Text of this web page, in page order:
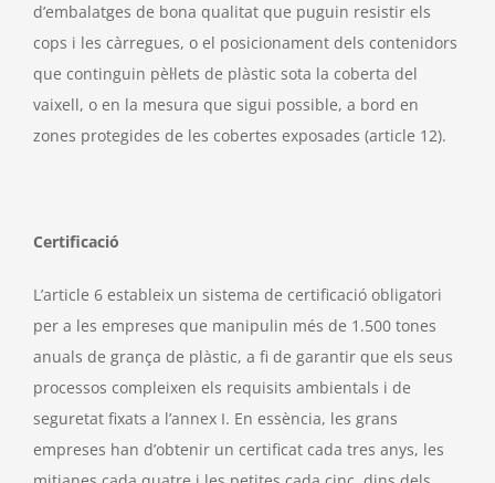
d’embalatges de bona qualitat que puguin resistir els
cops i les càrregues, o el posicionament dels contenidors
que continguin pèl·lets de plàstic sota la coberta del
vaixell, o en la mesura que sigui possible, a bord en
zones protegides de les cobertes exposades (article 12).
Certificació
L’article 6 estableix un sistema de certificació obligatori
per a les empreses que manipulin més de 1.500 tones
anuals de grança de plàstic, a fi de garantir que els seus
processos compleixen els requisits ambientals i de
seguretat fixats a l’annex I. En essència, les grans
empreses han d’obtenir un certificat cada tres anys, les